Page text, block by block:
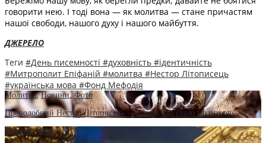
говорити нею. І тоді вона — як молитва — стане причастям
нашої свободи, нашого духу і нашого майбуття.
ДЖЕРЕЛО
Теги #День писемності #духовність #ідентичність
#Митрополит Епіфаній #молитва #Нестор Літописець
#українська мова #Фонд Мефодія
Молитва,Новини,Фото
Преподобний Нестор Літописець — слово, що стало молитвою
Новини,Фото